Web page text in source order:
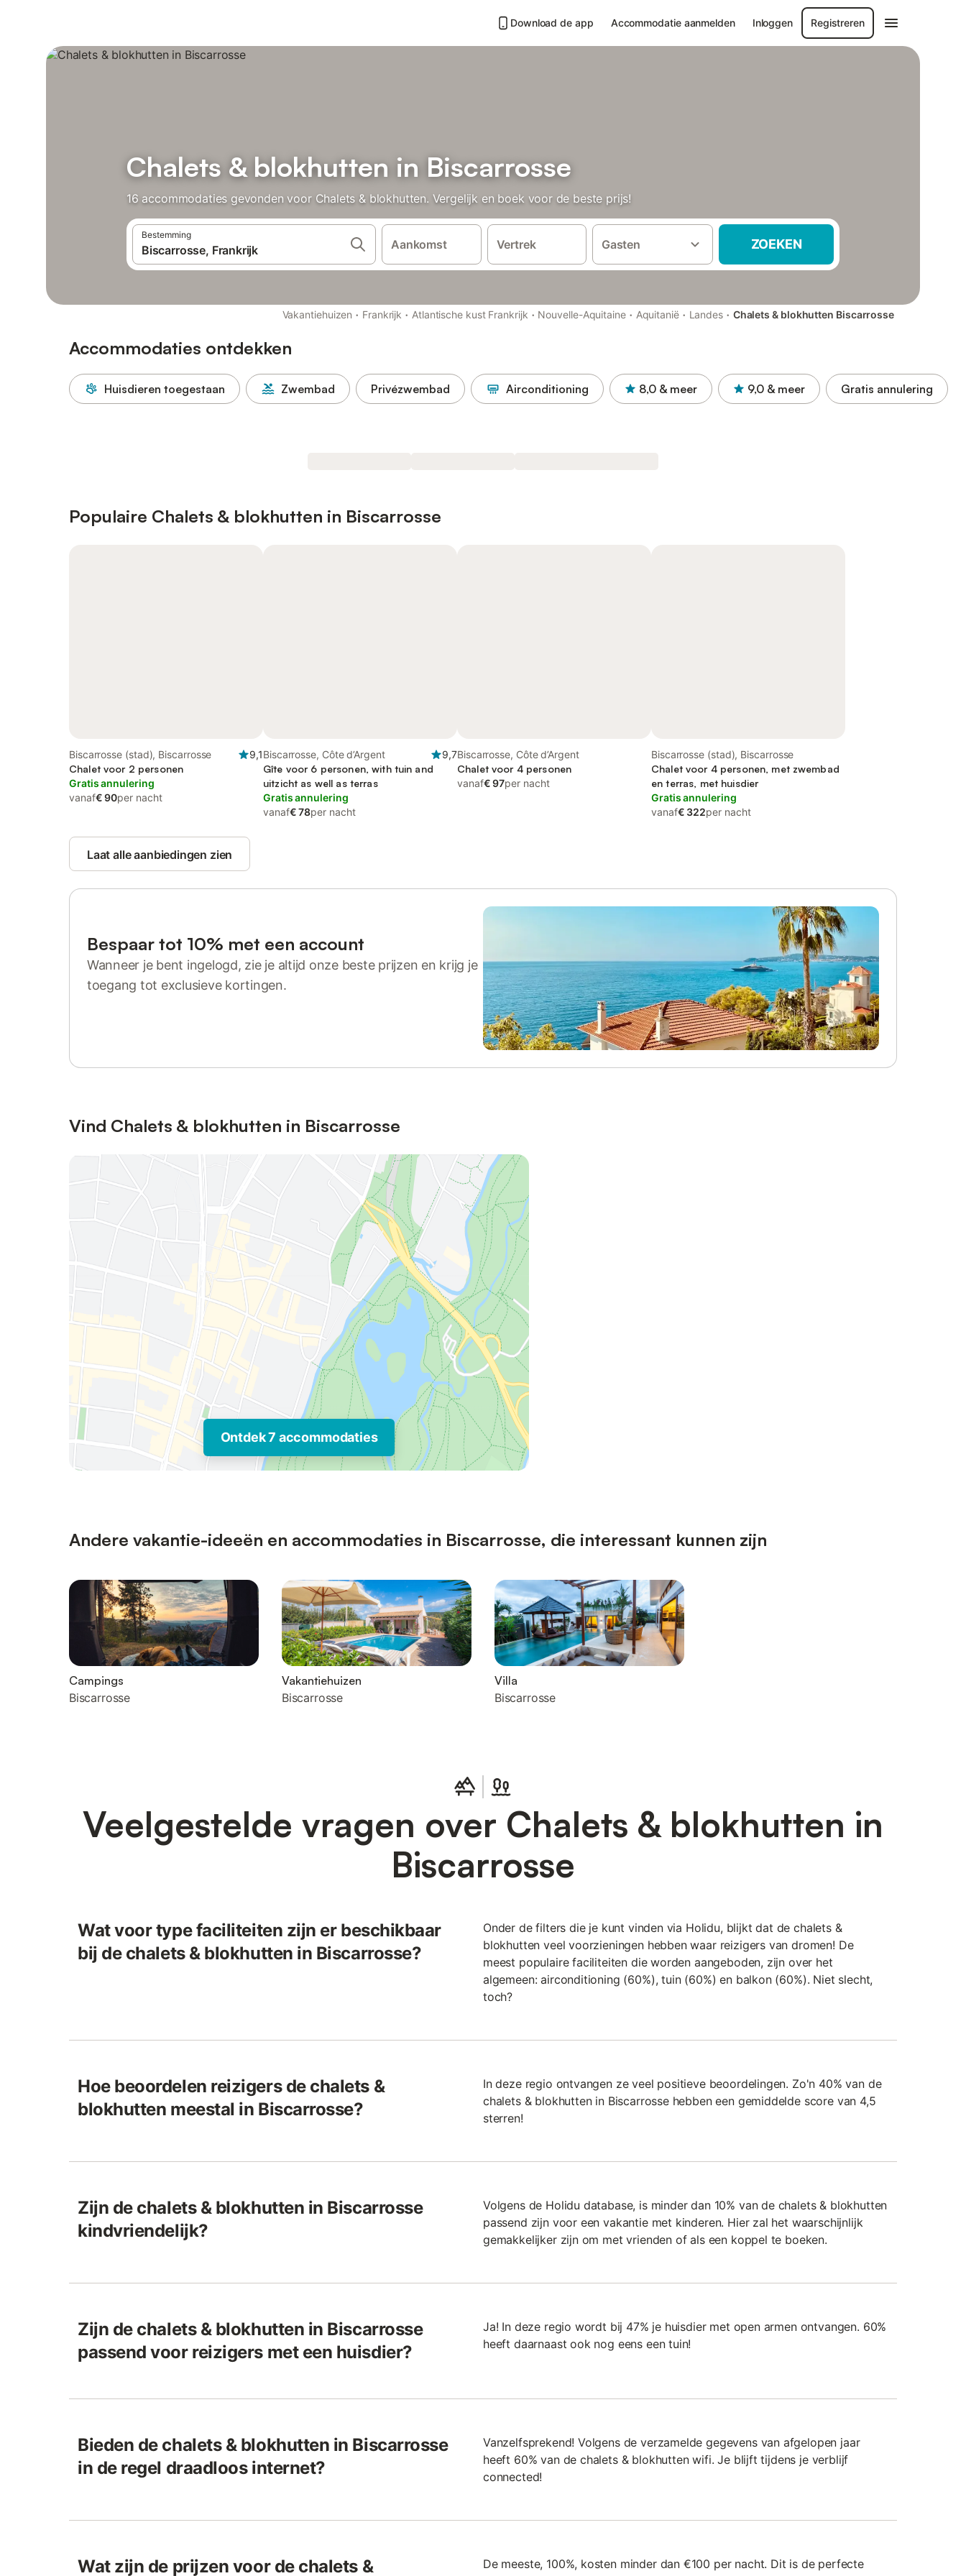
Download de app Accommodatie aanmelden Inloggen Registreren
Chalets & blokhutten in Biscarrosse
16 accommodaties gevonden voor Chalets & blokhutten. Vergelijk en boek voor de beste prijs!
Bestemming
Aankomst Vertrek Gasten ZOEKEN
Vakantiehuizen · Frankrijk · Atlantische kust Frankrijk · Nouvelle-Aquitaine · Aquitanië · Landes · Chalets & blokhutten Biscarrosse
Accommodaties ontdekken
Huisdieren toegestaan Zwembad Privézwembad Airconditioning 8,0 & meer 9,0 & meer Gratis annulering
Populaire Chalets & blokhutten in Biscarrosse
Biscarrosse (stad), Biscarrosse
9,1
Chalet voor 2 personen
Gratis annulering
vanaf€ 90per nacht
Biscarrosse, Côte d’Argent
9,7
Gîte voor 6 personen, with tuin and
uitzicht as well as terras
Gratis annulering
vanaf€ 78per nacht
Biscarrosse, Côte d’Argent
Chalet voor 4 personen
vanaf€ 97per nacht
Biscarrosse (stad), Biscarrosse
Chalet voor 4 personen, met zwembad
en terras, met huisdier
Gratis annulering
vanaf€ 322per nacht
Laat alle aanbiedingen zien
Bespaar tot 10% met een account
Wanneer je bent ingelogd, zie je altijd onze beste prijzen en krijg je
toegang tot exclusieve kortingen.
Vind Chalets & blokhutten in Biscarrosse
Ontdek 7 accommodaties
Andere vakantie-ideeën en accommodaties in Biscarrosse, die interessant kunnen zijn
Campings
Biscarrosse
Vakantiehuizen
Biscarrosse
Villa
Biscarrosse
Veelgestelde vragen over Chalets & blokhutten in
Biscarrosse
Wat voor type faciliteiten zijn er beschikbaar
bij de chalets & blokhutten in Biscarrosse?
Onder de filters die je kunt vinden via Holidu, blijkt dat de chalets &
blokhutten veel voorzieningen hebben waar reizigers van dromen! De
meest populaire faciliteiten die worden aangeboden, zijn over het
algemeen: airconditioning (60%), tuin (60%) en balkon (60%). Niet slecht,
toch?
Hoe beoordelen reizigers de chalets &
blokhutten meestal in Biscarrosse?
In deze regio ontvangen ze veel positieve beoordelingen. Zo'n 40% van de
chalets & blokhutten in Biscarrosse hebben een gemiddelde score van 4,5
sterren!
Zijn de chalets & blokhutten in Biscarrosse
kindvriendelijk?
Volgens de Holidu database, is minder dan 10% van de chalets & blokhutten
passend zijn voor een vakantie met kinderen. Hier zal het waarschijnlijk
gemakkelijker zijn om met vrienden of als een koppel te boeken.
Zijn de chalets & blokhutten in Biscarrosse
passend voor reizigers met een huisdier?
Ja! In deze regio wordt bij 47% je huisdier met open armen ontvangen. 60%
heeft daarnaast ook nog eens een tuin!
Bieden de chalets & blokhutten in Biscarrosse
in de regel draadloos internet?
Vanzelfsprekend! Volgens de verzamelde gegevens van afgelopen jaar
heeft 60% van de chalets & blokhutten wifi. Je blijft tijdens je verblijf
connected!
Wat zijn de prijzen voor de chalets &
De meeste, 100%, kosten minder dan €100 per nacht. Dit is de perfecte